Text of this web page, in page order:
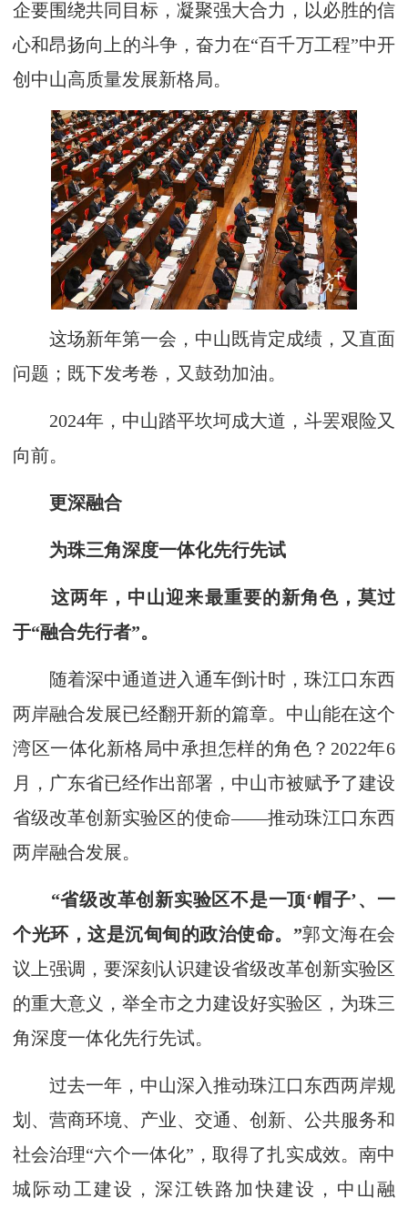
企要围绕共同目标，凝聚强大合力，以必胜的信
心和昂扬向上的斗争，奋力在“百千万工程”中开
创中山高质量发展新格局。
这场新年第一会，中山既肯定成绩，又直面
问题；既下发考卷，又鼓劲加油。
2024年，中山踏平坎坷成大道，斗罢艰险又
向前。
更深融合
为珠三角深度一体化先行先试
这两年，中山迎来最重要的新角色，莫过
于“融合先行者”。
随着深中通道进入通车倒计时，珠江口东西
两岸融合发展已经翻开新的篇章。中山能在这个
湾区一体化新格局中承担怎样的角色？2022年6
月，广东省已经作出部署，中山市被赋予了建设
省级改革创新实验区的使命——推动珠江口东西
两岸融合发展。
“省级改革创新实验区不是一顶‘帽子’、一
个光环，这是沉甸甸的政治使命。”郭文海在会
议上强调，要深刻认识建设省级改革创新实验区
的重大意义，举全市之力建设好实验区，为珠三
角深度一体化先行先试。
过去一年，中山深入推动珠江口东西两岸规
划、营商环境、产业、交通、创新、公共服务和
社会治理“六个一体化”，取得了扎实成效。南中
城际动工建设，深江铁路加快建设，中山融